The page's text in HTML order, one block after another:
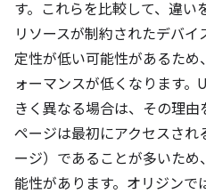
す。これらを比較して、違い
リソースが制約されたデバ
定性が低い可能性があるた
ォーマンスが低くなります。
きく異なる場合は、その理
ページは最初にアクセスされ
ージ）であることが多いた
能性があります。オリジンで